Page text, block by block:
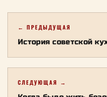
← ПРЕДЫДУЩАЯ
История советской
СЛЕДУЮЩАЯ →